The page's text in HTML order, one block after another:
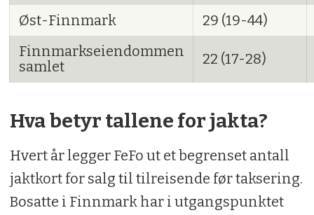
Øst-Finnmark
29 (19-44)
Finnmarkseiendommen
samlet
22 (17-28)
Hva betyr tallene for jakta?
Hvert år legger FeFo ut et begrenset antall
jaktkort for salg til tilreisende før taksering.
Bosatte i Finnmark har i utgangspunktet